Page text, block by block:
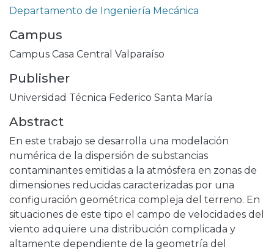
Departamento de Ingeniería Mecánica
Campus
Campus Casa Central Valparaíso
Publisher
Universidad Técnica Federico Santa María
Abstract
En este trabajo se desarrolla una modelación
numérica de la dispersión de substancias
contaminantes emitidas a la atmósfera en zonas de
dimensiones reducidas caracterizadas por una
configuración geométrica compleja del terreno. En
situaciones de este tipo el campo de velocidades del
viento adquiere una distribución complicada y
altamente dependiente de la geometría del